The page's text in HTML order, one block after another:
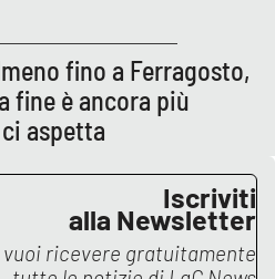
fino a Ferragosto,
fine è ancora più
aspetta
Iscriviti
alla Newsletter
vuoi ricevere gratuitamente